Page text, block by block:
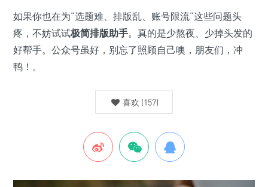
如果你也在为“选题难、排版乱、账号限流”这些问题头
疼，不妨试试极简排版助手。真的是少熬夜、少掉头发的
好帮手。公众号虽好，别忘了照顾自己噢，朋友们，冲
鸭！。
喜欢 (157)